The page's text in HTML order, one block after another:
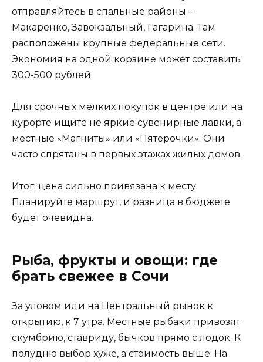
отправляйтесь в спальные районы –
Макаренко, Завокзальный, Гагарина. Там
расположены крупные федеральные сети.
Экономия на одной корзине может составить
300-500 рублей.
Для срочных мелких покупок в центре или на
курорте ищите не яркие сувенирные лавки, а
местные «Магниты» или «Пятерочки». Они
часто спрятаны в первых этажах жилых домов.
Итог: цена сильно привязана к месту.
Планируйте маршрут, и разница в бюджете
будет очевидна.
Рыба, фрукты и овощи: где
брать свежее в Сочи
За уловом иди на Центральный рынок к
открытию, к 7 утра. Местные рыбаки привозят
скумбрию, ставриду, бычков прямо с лодок. К
полудню выбор хуже, а стоимость выше. На